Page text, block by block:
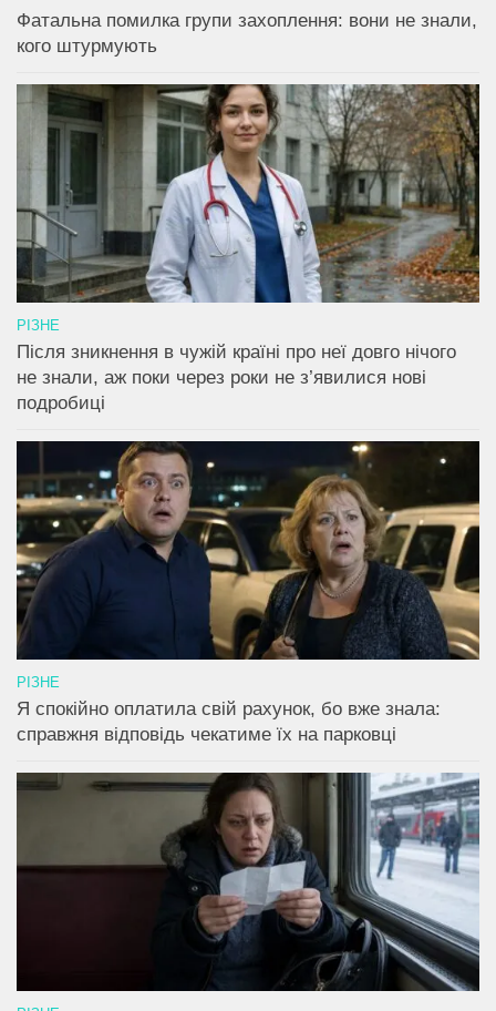
Фатальна помилка групи захоплення: вони не знали,
кого штурмують
РІЗНЕ
Після зникнення в чужій країні про неї довго нічого
не знали, аж поки через роки не з’явилися нові
подробиці
РІЗНЕ
Я спокійно оплатила свій рахунок, бо вже знала:
справжня відповідь чекатиме їх на парковці